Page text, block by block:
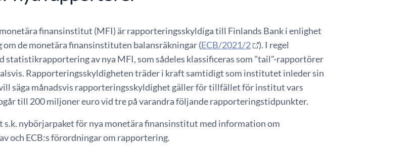
finansinstitut (MFI) är rapporteringsskyldiga till Finlands Bank i enlighet
om de monetära finansinstituten balansräkningar (ECB/2021/2
). I regel
statistikrapportering av nya MFI, som sådeles klassificeras som "tail"-rapportörer
Rapporteringsskyldigheten träder i kraft samtidigt som institutet inleder sin
säga månadsvis rapporteringsskyldighet gäller för tillfället för institut vars
till 200 miljoner euro vid tre på varandra följande rapporteringstidpunkter.
s.k. nybörjarpaket för nya monetära finansinstitut med information om
och ECB:s förordningar om rapportering.